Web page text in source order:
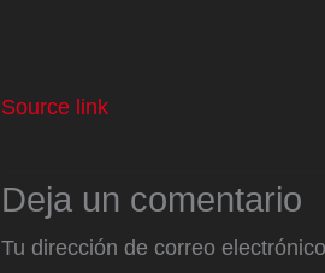
Source link
Deja un comentario
Tu dirección de correo